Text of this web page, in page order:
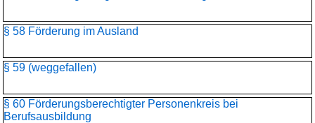
§ 58 Förderung im Ausland
§ 59 (weggefallen)
§ 60 Förderungsberechtigter Personenkreis bei
Berufsausbildung